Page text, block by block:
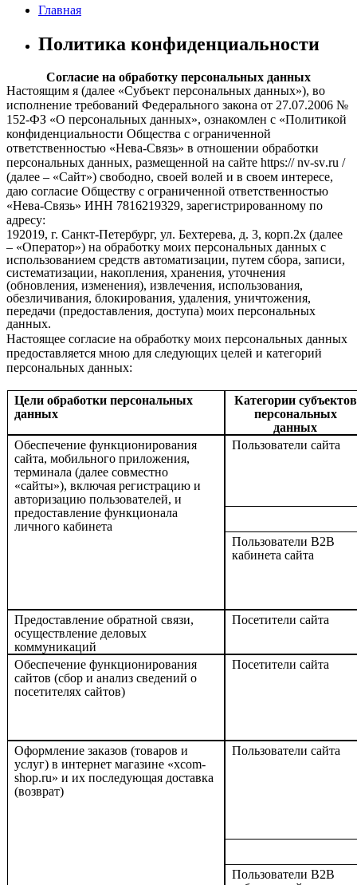
Главная
Политика конфиденциальности
Согласие на обработку персональных данных
Настоящим я (далее «Субъект персональных данных»), во
исполнение требований Федерального закона от 27.07.2006 №
152-ФЗ «О персональных данных», ознакомлен с «Политикой
конфиденциальности Общества с ограниченной
ответственностью «Нева-Связь» в отношении обработки
персональных данных, размещенной на сайте https://nv-sv.ru/
(далее – «Сайт») свободно, своей волей и в своем интересе,
даю согласие Обществу с ограниченной ответственностью
«Нева-Связь» ИНН 7816219329, зарегистрированному по
адресу:
192019, г. Санкт-Петербург, ул. Бехтерева, д. 3, корп.2х (далее
– «Оператор») на обработку моих персональных данных с
использованием средств автоматизации, путем сбора, записи,
систематизации, накопления, хранения, уточнения
(обновления, изменения), извлечения, использования,
обезличивания, блокирования, удаления, уничтожения,
передачи (предоставления, доступа) моих персональных
данных.
Настоящее согласие на обработку моих персональных данных
предоставляется мною для следующих целей и категорий
персональных данных:
Цели обработки персональных
данных
Категории субъектов
персональных
данных
Обеспечение функционирования
сайта, мобильного приложения,
терминала (далее совместно
«сайты»), включая регистрацию и
авторизацию пользователей, и
предоставление функционала
личного кабинета
Пользователи сайта
Пользователи B2B
кабинета сайта
Предоставление обратной связи,
осуществление деловых
коммуникаций
Посетители сайта
Обеспечение функционирования
сайтов (сбор и анализ сведений о
посетителях сайтов)
Посетители сайта
Оформление заказов (товаров и
услуг) в интернет магазине «xcom-
shop.ru» и их последующая доставка
(возврат)
Пользователи сайта
Пользователи В2В